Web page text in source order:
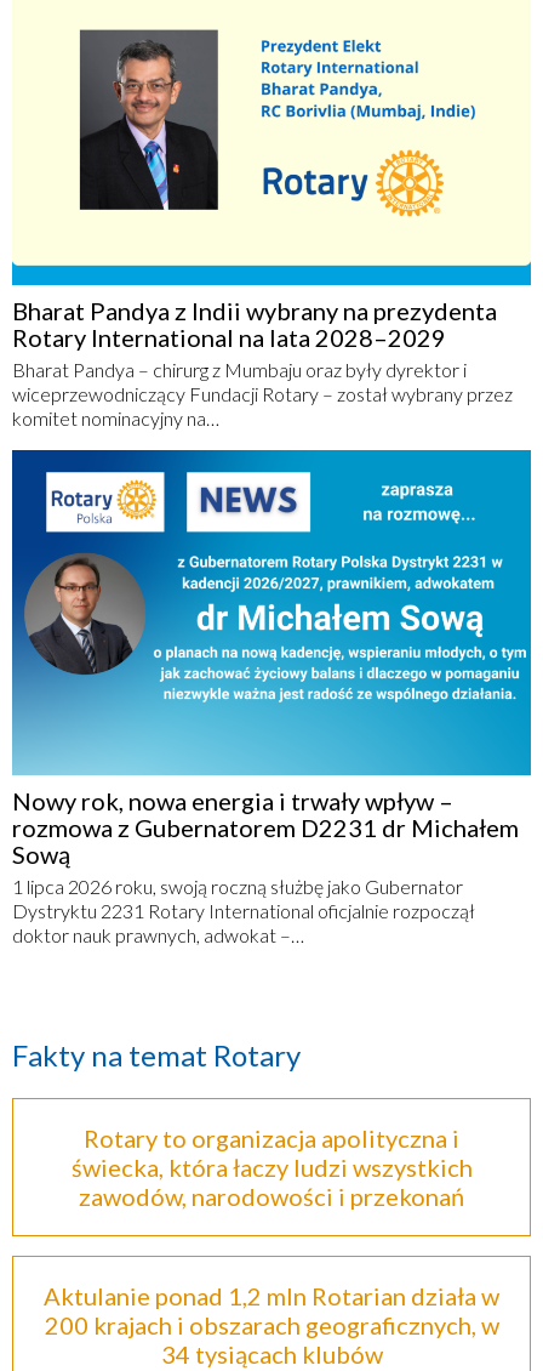
Bharat Pandya z Indii wybrany na prezydenta
Rotary International na lata 2028–2029
Bharat Pandya – chirurg z Mumbaju oraz były dyrektor i
wiceprzewodniczący Fundacji Rotary – został wybrany przez
komitet nominacyjny na…
Nowy rok, nowa energia i trwały wpływ –
rozmowa z Gubernatorem D2231 dr Michałem
Sową
1 lipca 2026 roku, swoją roczną służbę jako Gubernator
Dystryktu 2231 Rotary International oficjalnie rozpoczął
doktor nauk prawnych, adwokat –…
Fakty na temat Rotary
Rotary to organizacja apolityczna i
świecka, która łaczy ludzi wszystkich
zawodów, narodowości i przekonań
Aktulanie ponad 1,2 mln Rotarian działa w
200 krajach i obszarach geograficznych, w
34 tysiącach klubów